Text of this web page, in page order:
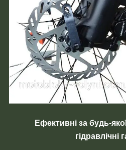
Ефективні за будь-
гідравлічні